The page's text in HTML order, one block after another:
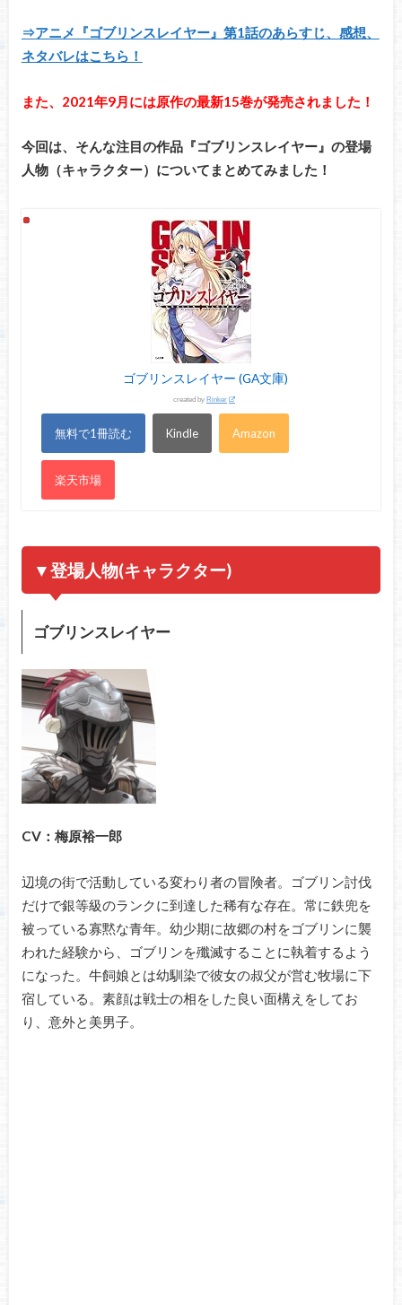
⇒アニメ『ゴブリンスレイヤー』第1話のあらすじ、感想、
ネタバレはこちら！
また、2021年9月には原作の最新15巻が発売されました！
今回は、そんな注目の作品『ゴブリンスレイヤー』の登場
人物（キャラクター）についてまとめてみました！
ゴブリンスレイヤー (GA文庫)
created by Rinker
無料で1冊読む Kindle Amazon
楽天市場
▼登場人物(キャラクター)
ゴブリンスレイヤー
CV：梅原裕一郎
辺境の街で活動している変わり者の冒険者。ゴブリン討伐
だけで銀等級のランクに到達した稀有な存在。常に鉄兜を
被っている寡黙な青年。幼少期に故郷の村をゴブリンに襲
われた経験から、ゴブリンを殲滅することに執着するよう
になった。牛飼娘とは幼馴染で彼女の叔父が営む牧場に下
宿している。素顔は戦士の相をした良い面構えをしてお
り、意外と美男子。